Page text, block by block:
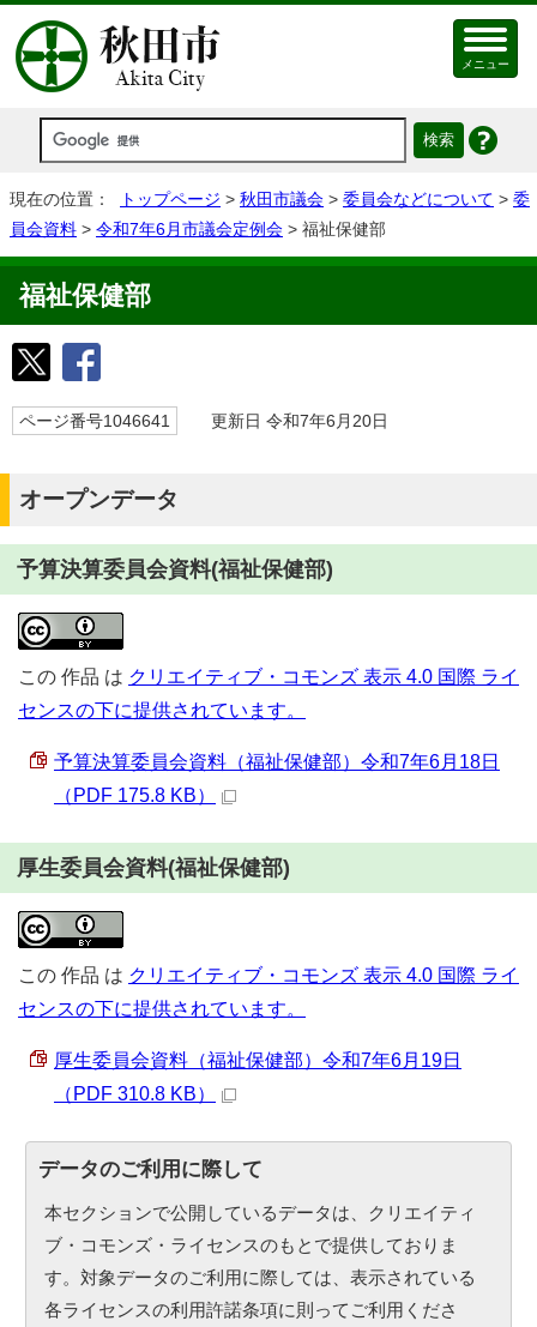
メニュー
現在の位置： トップページ > 秋田市議会 > 委員会などについて > 委
員会資料 > 令和7年6月市議会定例会 > 福祉保健部
福祉保健部
ページ番号1046641 更新日 令和7年6月20日
オープンデータ
予算決算委員会資料(福祉保健部)
この 作品 は クリエイティブ・コモンズ 表示 4.0 国際 ライ
センスの下に提供されています。
予算決算委員会資料（福祉保健部）令和7年6月18日
（PDF 175.8 KB）
厚生委員会資料(福祉保健部)
この 作品 は クリエイティブ・コモンズ 表示 4.0 国際 ライ
センスの下に提供されています。
厚生委員会資料（福祉保健部）令和7年6月19日
（PDF 310.8 KB）
データのご利用に際して
本セクションで公開しているデータは、クリエイティ
ブ・コモンズ・ライセンスのもとで提供しておりま
す。対象データのご利用に際しては、表示されている
各ライセンスの利用許諾条項に則ってご利用くださ